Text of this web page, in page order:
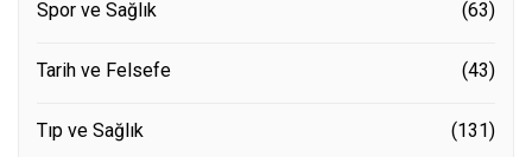
Spor ve Sağlık (63)
Tarih ve Felsefe (43)
Tıp ve Sağlık (131)